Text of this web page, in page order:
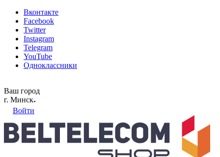
Вконтакте
Facebook
Twitter
Instagram
Telegram
YouTube
Одноклассники
Ваш город
г. Минск
Войти